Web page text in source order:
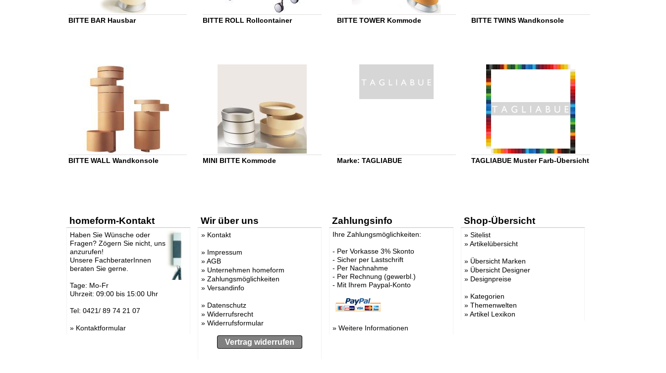
BITTE BAR Hausbar BITTE ROLL Rollcontainer BITTE TOWER Kommode BITTE TWINS Wandkonsole
BITTE WALL Wandkonsole MINI BITTE Kommode Marke: TAGLIABUE TAGLIABUE Muster Farb-Übersicht
homeform-Kontakt
Haben Sie Wünsche oder
Fragen? Zögern Sie nicht, uns
anzurufen!
Unsere FachberaterInnen
beraten Sie gerne.
Tage: Mo-Fr
Uhrzeit: 09:00 bis 15:00 Uhr
Tel: 0421/ 89 74 21 07
» Kontaktformular
Wir über uns
» Kontakt
» Impressum
»AGB
» Unternehmen homeform
» Zahlungsmöglichkeiten
» Versandinfo
» Datenschutz
» Widerrufsrecht
» Widerrufsformular
Vertrag widerrufen
Zahlungsinfo
Ihre Zahlungsmöglichkeiten:
- Per Vorkasse 3% Skonto
- Sicher per Lastschrift
- Per Nachnahme
- Per Rechnung (gewerbl.)
- Mit Ihrem Paypal-Konto
»Weitere Informationen
Shop-Übersicht
» Sitelist
»Artikelübersicht
» Übersicht Marken
» Übersicht Designer
» Designpreise
» Kategorien
» Themenwelten
»Artikel Lexikon